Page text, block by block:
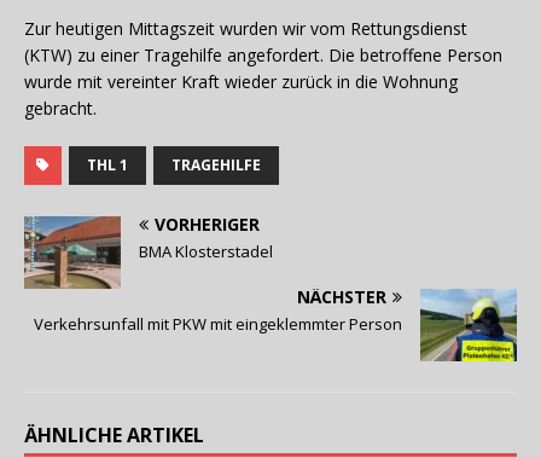
Zur heutigen Mittagszeit wurden wir vom Rettungsdienst
(KTW) zu einer Tragehilfe angefordert. Die betroffene Person
wurde mit vereinter Kraft wieder zurück in die Wohnung
gebracht.
THL 1 TRAGEHILFE
VORHERIGER
BMA Klosterstadel
NÄCHSTER
Verkehrsunfall mit PKW mit eingeklemmter Person
ÄHNLICHE ARTIKEL